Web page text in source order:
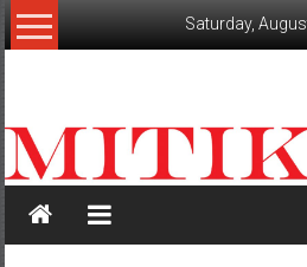
Skip
to
Saturday,
สะท้อน
ลึก
เหลี่ยม
มุม